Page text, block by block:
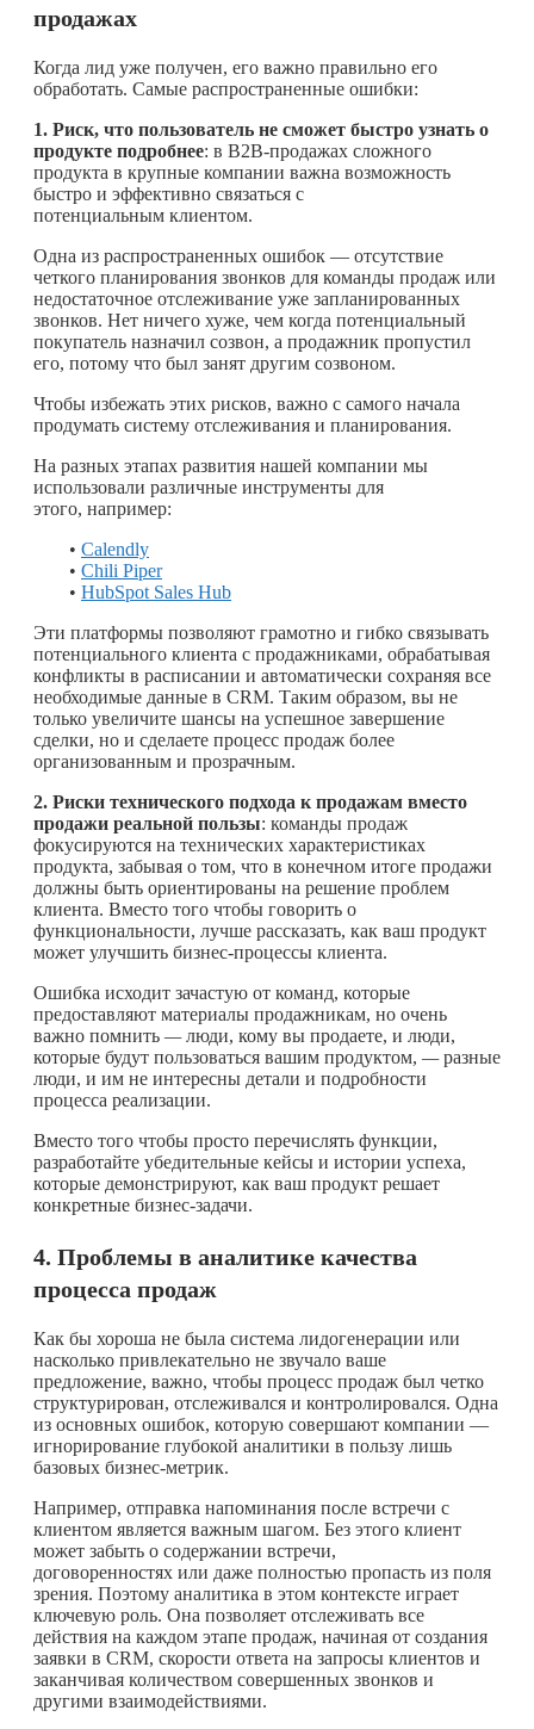
продажах
Когда лид уже получен, его важно правильно его
обработать. Самые распространенные ошибки:
1. Риск, что пользователь не сможет быстро узнать о
продукте подробнее: в B2B-продажах сложного
продукта в крупные компании важна возможность
быстро и эффективно связаться с
потенциальным клиентом.
Одна из распространенных ошибок — отсутствие
четкого планирования звонков для команды продаж или
недостаточное отслеживание уже запланированных
звонков. Нет ничего хуже, чем когда потенциальный
покупатель назначил созвон, а продажник пропустил
его, потому что был занят другим созвоном.
Чтобы избежать этих рисков, важно с самого начала
продумать систему отслеживания и планирования.
На разных этапах развития нашей компании мы
использовали различные инструменты для
этого, например:
• Calendly
• Chili Piper
• HubSpot Sales Hub
Эти платформы позволяют грамотно и гибко связывать
потенциального клиента с продажниками, обрабатывая
конфликты в расписании и автоматически сохраняя все
необходимые данные в CRM. Таким образом, вы не
только увеличите шансы на успешное завершение
сделки, но и сделаете процесс продаж более
организованным и прозрачным.
2. Риски технического подхода к продажам вместо
продажи реальной пользы: команды продаж
фокусируются на технических характеристиках
продукта, забывая о том, что в конечном итоге продажи
должны быть ориентированы на решение проблем
клиента. Вместо того чтобы говорить о
функциональности, лучше рассказать, как ваш продукт
может улучшить бизнес-процессы клиента.
Ошибка исходит зачастую от команд, которые
предоставляют материалы продажникам, но очень
важно помнить —люди, кому вы продаете, и люди,
которые будут пользоваться вашим продуктом, —разные
люди, и им не интересны детали и подробности
процесса реализации.
Вместо того чтобы просто перечислять функции,
разработайте убедительные кейсы и истории успеха,
которые демонстрируют, как ваш продукт решает
конкретные бизнес-задачи.
4. Проблемы в аналитике качества
процесса продаж
Как бы хороша не была система лидогенерации или
насколько привлекательно не звучало ваше
предложение, важно, чтобы процесс продаж был четко
структурирован, отслеживался и контролировался. Одна
из основных ошибок, которую совершают компании —
игнорирование глубокой аналитики в пользу лишь
базовых бизнес-метрик.
Например, отправка напоминания после встречи с
клиентом является важным шагом. Без этого клиент
может забыть о содержании встречи,
договоренностях или даже полностью пропасть из поля
зрения. Поэтому аналитика в этом контексте играет
ключевую роль. Она позволяет отслеживать все
действия на каждом этапе продаж, начиная от создания
заявки в CRM, скорости ответа на запросы клиентов и
заканчивая количеством совершенных звонков и
другими взаимодействиями.